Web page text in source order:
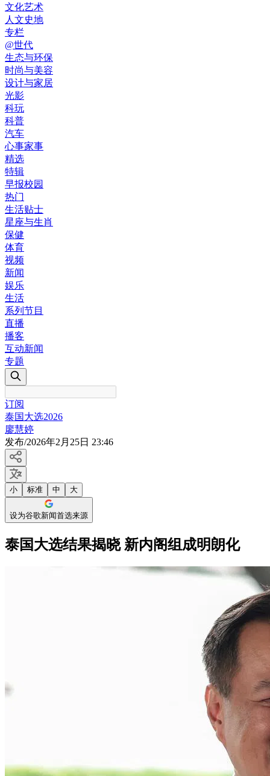
文化艺术
人文史地
专栏
@世代
生态与环保
时尚与美容
设计与家居
光影
科玩
科普
汽车
心事家事
精选
特辑
早报校园
热门
生活贴士
星座与生肖
保健
体育
视频
新闻
娱乐
生活
系列节目
直播
播客
互动新闻
专题
订阅
泰国大选2026
廖慧婷
发布/2026年2月25日 23:46
小 标准 中 大
设为谷歌新闻首选来源
泰国大选结果揭晓 新内阁组成明朗化